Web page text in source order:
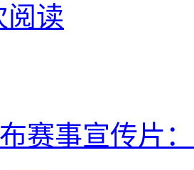
阅读
赛事宣传片